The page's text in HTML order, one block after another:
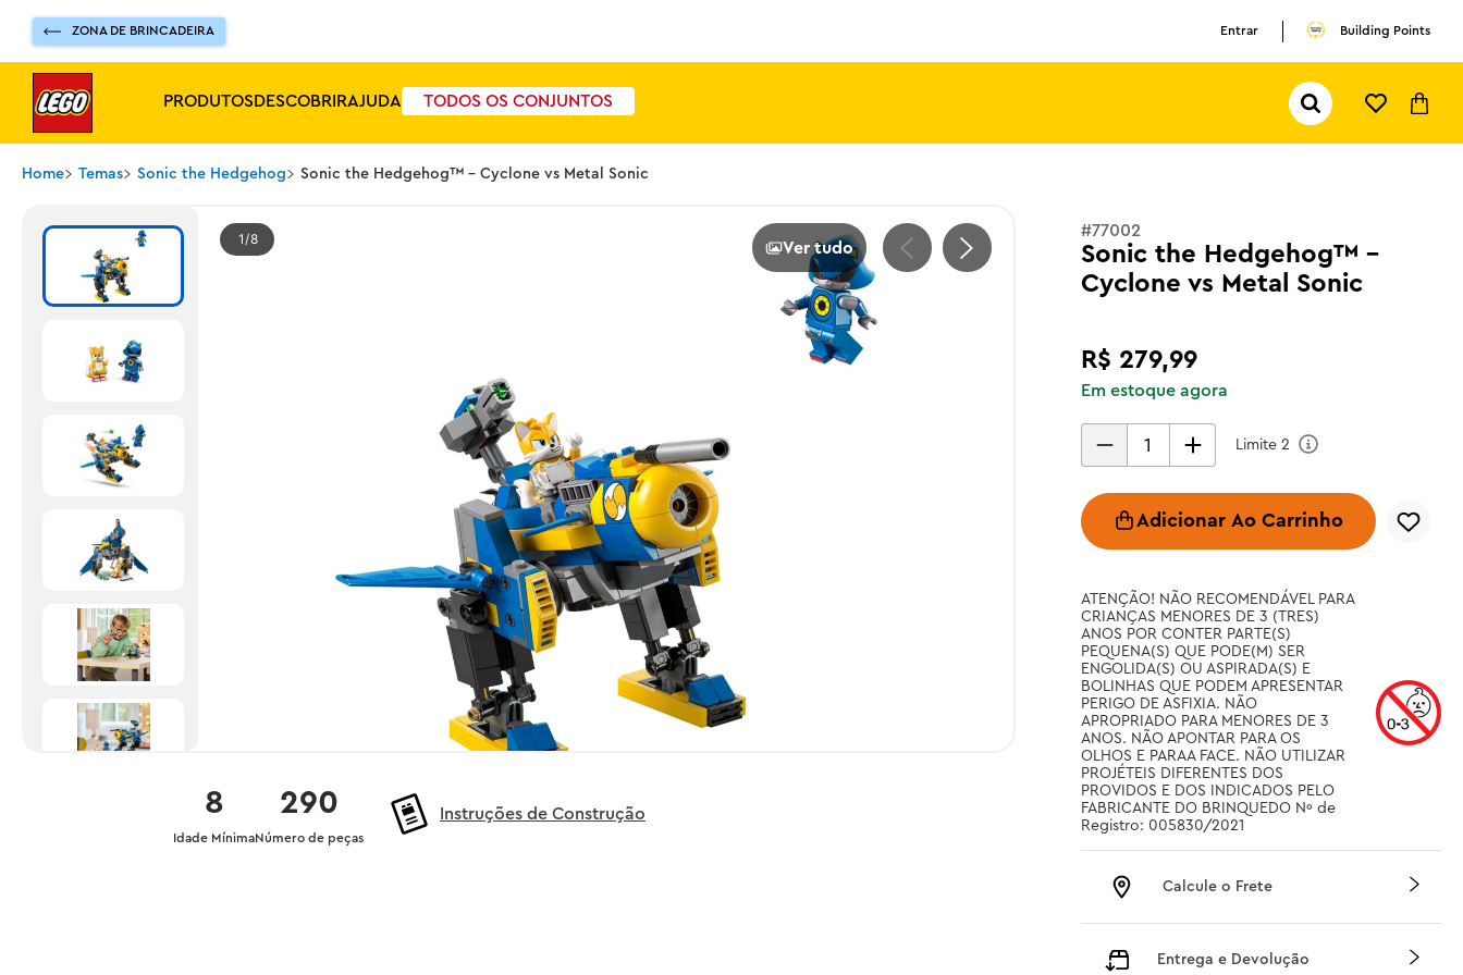
ZONA DE BRINCADEIRA Entrar Building Points
PRODUTOSDESCOBRIRAJUDA TODOS OS CONJUNTOS
Pesquisar...
Home Temas Sonic the Hedgehog Sonic the Hedgehog™ - Cyclone vs Metal Sonic
1 8 Ver tudo
290
Número de peças
8
Idade Mínima
Instruções de Construção
#77002
Sonic the Hedgehog™ -
Cyclone vs Metal Sonic
R$ 279,99
Em estoque agora
Limite 2
Adicionar Ao Carrinho
ATENÇÃO! NÃO RECOMENDÁVEL PARA
CRIANÇAS MENORES DE 3 (TRES)
ANOS POR CONTER PARTE(S)
PEQUENA(S) QUE PODE(M) SER
ENGOLIDA(S) OU ASPIRADA(S) E
BOLINHAS QUE PODEM APRESENTAR
PERIGO DE ASFIXIA. NÃO
APROPRIADO PARA MENORES DE 3
ANOS. NÃO APONTAR PARA OS
OLHOS E PARAA FACE. NÃO UTILIZAR
PROJÉTEIS DIFERENTES DOS
PROVIDOS E DOS INDICADOS PELO
FABRICANTE DO BRINQUEDO Nº de
Registro: 005830/2021
Calcule o Frete
Entrega e Devolução
pokemon
ferrari